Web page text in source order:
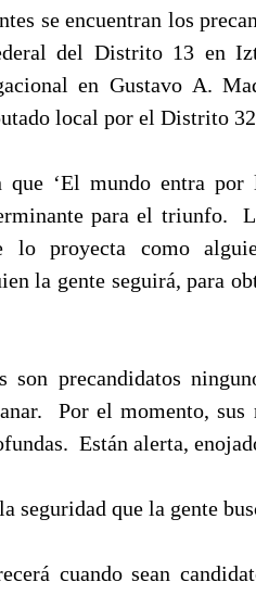
se encuentran los
del Distrito 13 en
en Gustavo A.
local por el Distrito
que ‘El mundo entra
para el triunfo.
lo proyecta como
la gente seguirá, para
son precandidatos
Por el momento, sus
Están alerta,
seguridad que la gente
cuando sean